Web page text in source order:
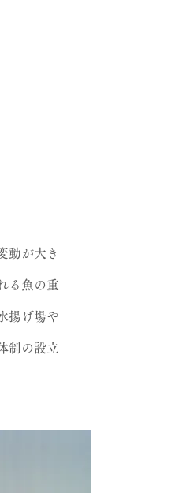
動が大き
る魚の重
揚げ場や
制の設立